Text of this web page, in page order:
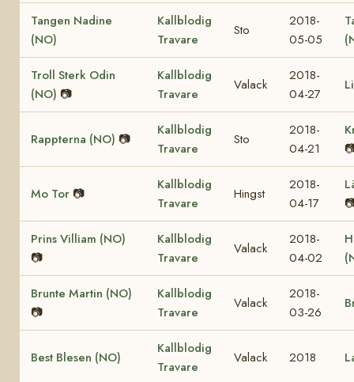
Tangen Nadine
(NO)
Kallblodig
Travare
Sto
2018-
05-05
Troll Sterk Odin
(NO) 📷
Kallblodig
Travare
Valack
2018-
04-27
Rappterna (NO) 📷
Kallblodig
Travare
Sto
2018-
04-21
Mo Tor 📷
Kallblodig
Travare
Hingst
2018-
04-17
Prins Villiam (NO)
📷
Kallblodig
Travare
Valack
2018-
04-02
Brunte Martin (NO)
📷
Kallblodig
Travare
Valack
2018-
03-26
Best Blesen (NO)
Kallblodig
Travare
Valack 2018